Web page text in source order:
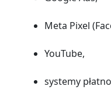
Meta Pixel
YouTube,
systemy